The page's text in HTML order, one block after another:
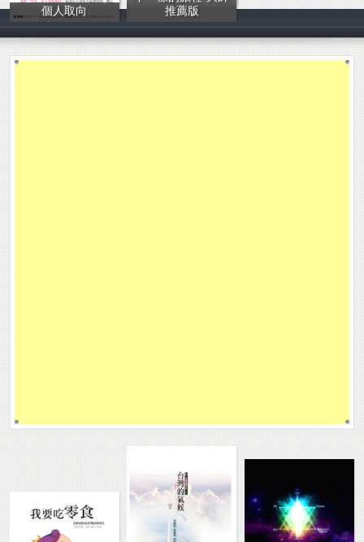
個人取向
鄭宗騏
推薦版
陳怡蓁